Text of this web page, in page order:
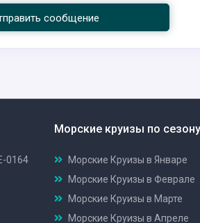
сообщение
0164
Морские круизы по сезону
Морские Круизы в Январе
Морские Круизы в Феврале
Морские Круизы в Марте
Морские Круизы в Апреле